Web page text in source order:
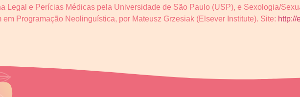
Legal e Perícias Médicas pela Universidade de São Paulo (USP), e Sexologia/
em Programação Neolinguística, por Mateusz Grzesiak (Elsever Institute). Site: http://